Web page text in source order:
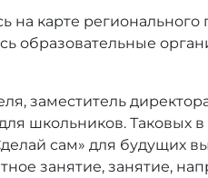
карте
образовательные
заместитель
школьников. Таковых
сам» для будущих
занятие, занятие,